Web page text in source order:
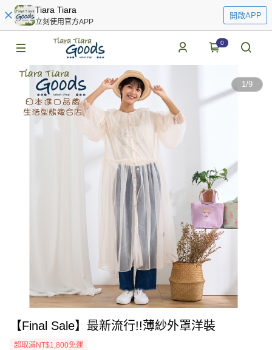
Tiara Tiara
立刻使用官方APP
開啟APP
0
1/9
【Final Sale】最新流行!!薄紗外罩洋裝
超取滿NT$1,800免運